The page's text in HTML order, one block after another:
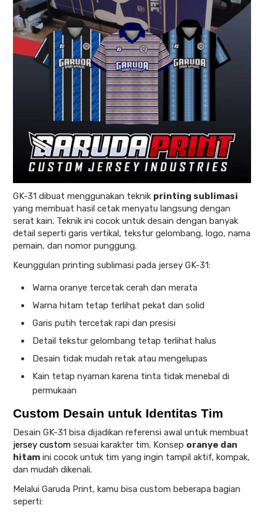
GK-31 dibuat menggunakan teknik printing sublimasi
yang membuat hasil cetak menyatu langsung dengan
serat kain. Teknik ini cocok untuk desain dengan banyak
detail seperti garis vertikal, tekstur gelombang, logo, nama
pemain, dan nomor punggung.
Keunggulan printing sublimasi pada jersey GK-31:
Warna oranye tercetak cerah dan merata
Warna hitam tetap terlihat pekat dan solid
Garis putih tercetak rapi dan presisi
Detail tekstur gelombang tetap terlihat halus
Desain tidak mudah retak atau mengelupas
Kain tetap nyaman karena tinta tidak menebal di
permukaan
Custom Desain untuk Identitas Tim
Desain GK-31 bisa dijadikan referensi awal untuk membuat
jersey custom sesuai karakter tim. Konsep oranye dan
hitam ini cocok untuk tim yang ingin tampil aktif, kompak,
dan mudah dikenali.
Melalui Garuda Print, kamu bisa custom beberapa bagian
seperti: